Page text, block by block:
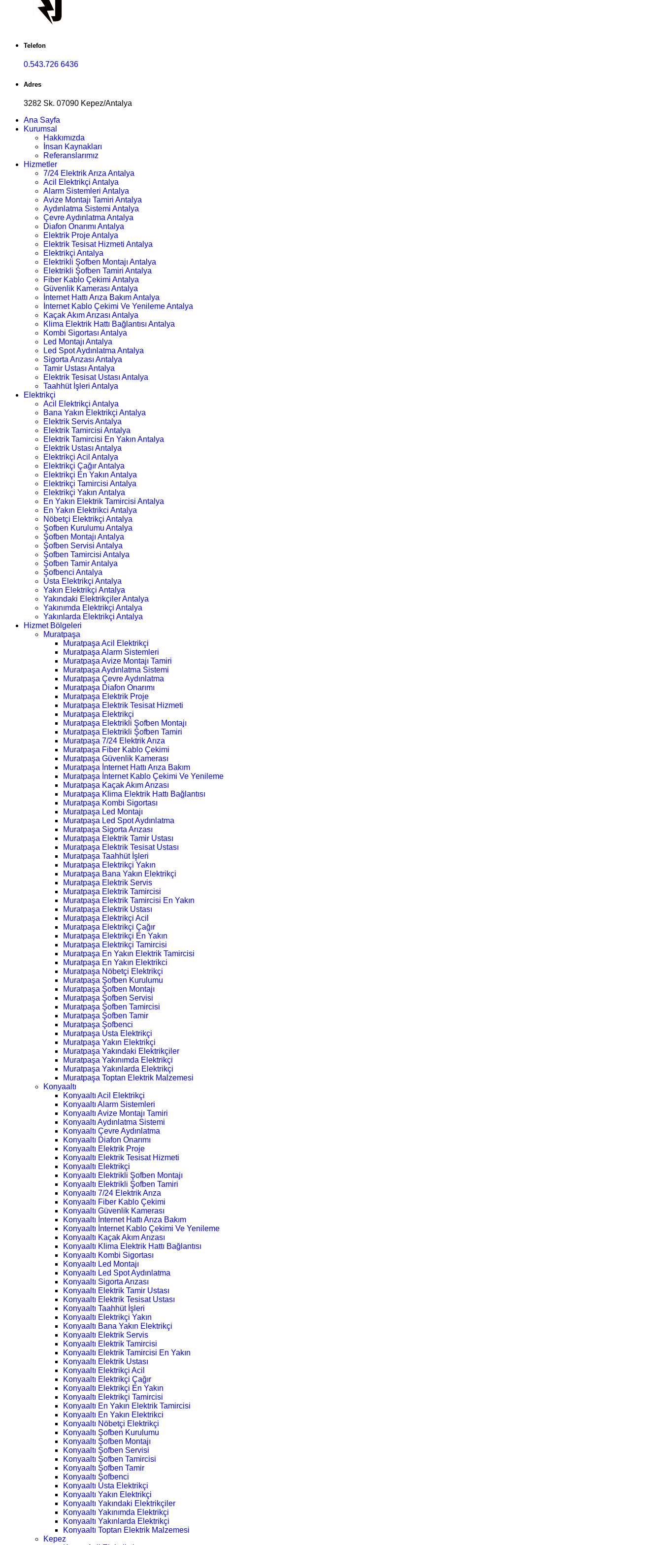
Telefon
0.543.726 6436
Adres
3282 Sk. 07090 Kepez/Antalya
Ana Sayfa
Kurumsal
Hakkımızda
İnsan Kaynakları
Referanslarımız
Hizmetler
7/24 Elektrik Arıza Antalya
Acil Elektrikçi Antalya
Alarm Sistemleri Antalya
Avize Montajı Tamiri Antalya
Aydınlatma Sistemi Antalya
Çevre Aydınlatma Antalya
Diafon Onarımı Antalya
Elektrik Proje Antalya
Elektrik Tesisat Hizmeti Antalya
Elektrikçi Antalya
Elektrikli Şofben Montajı Antalya
Elektrikli Şofben Tamiri Antalya
Fiber Kablo Çekimi Antalya
Güvenlik Kamerası Antalya
İnternet Hattı Arıza Bakım Antalya
İnternet Kablo Çekimi Ve Yenileme Antalya
Kaçak Akım Arızası Antalya
Klima Elektrik Hattı Bağlantısı Antalya
Kombi Sigortası Antalya
Led Montajı Antalya
Led Spot Aydınlatma Antalya
Sigorta Arızası Antalya
Tamir Ustası Antalya
Elektrik Tesisat Ustası Antalya
Taahhüt İşleri Antalya
Elektrikçi
Acil Elektrikçi Antalya
Bana Yakın Elektrikçi Antalya
Elektrik Servis Antalya
Elektrik Tamircisi Antalya
Elektrik Tamircisi En Yakın Antalya
Elektrik Ustası Antalya
Elektrikçi Acil Antalya
Elektrikçi Çağır Antalya
Elektrikçi En Yakın Antalya
Elektrikçi Tamircisi Antalya
Elektrikçi Yakın Antalya
En Yakın Elektrik Tamircisi Antalya
En Yakın Elektrikci Antalya
Nöbetçi Elektrikçi Antalya
Şofben Kurulumu Antalya
Şofben Montajı Antalya
Şofben Servisi Antalya
Şofben Tamircisi Antalya
Şofben Tamir Antalya
Şofbenci Antalya
Usta Elektrikçi Antalya
Yakın Elektrikçi Antalya
Yakındaki Elektrikçiler Antalya
Yakınımda Elektrikçi Antalya
Yakınlarda Elektrikçi Antalya
Hizmet Bölgeleri
Muratpaşa
Muratpaşa Acil Elektrikçi
Muratpaşa Alarm Sistemleri
Muratpaşa Avize Montajı Tamiri
Muratpaşa Aydınlatma Sistemi
Muratpaşa Çevre Aydınlatma
Muratpaşa Diafon Onarımı
Muratpaşa Elektrik Proje
Muratpaşa Elektrik Tesisat Hizmeti
Muratpaşa Elektrikçi
Muratpaşa Elektrikli Şofben Montajı
Muratpaşa Elektrikli Şofben Tamiri
Muratpaşa 7/24 Elektrik Arıza
Muratpaşa Fiber Kablo Çekimi
Muratpaşa Güvenlik Kamerası
Muratpaşa İnternet Hattı Arıza Bakım
Muratpaşa İnternet Kablo Çekimi Ve Yenileme
Muratpaşa Kaçak Akım Arızası
Muratpaşa Klima Elektrik Hattı Bağlantısı
Muratpaşa Kombi Sigortası
Muratpaşa Led Montajı
Muratpaşa Led Spot Aydınlatma
Muratpaşa Sigorta Arızası
Muratpaşa Elektrik Tamir Ustası
Muratpaşa Elektrik Tesisat Ustası
Muratpaşa Taahhüt İşleri
Muratpaşa Elektrikçi Yakın
Muratpaşa Bana Yakın Elektrikçi
Muratpaşa Elektrik Servis
Muratpaşa Elektrik Tamircisi
Muratpaşa Elektrik Tamircisi En Yakın
Muratpaşa Elektrik Ustası
Muratpaşa Elektrikçi Acil
Muratpaşa Elektrikçi Çağır
Muratpaşa Elektrikçi En Yakın
Muratpaşa Elektrikçi Tamircisi
Muratpaşa En Yakın Elektrik Tamircisi
Muratpaşa En Yakın Elektrikci
Muratpaşa Nöbetçi Elektrikçi
Muratpaşa Şofben Kurulumu
Muratpaşa Şofben Montajı
Muratpaşa Şofben Servisi
Muratpaşa Şofben Tamircisi
Muratpaşa Şofben Tamir
Muratpaşa Şofbenci
Muratpaşa Usta Elektrikçi
Muratpaşa Yakın Elektrikçi
Muratpaşa Yakındaki Elektrikçiler
Muratpaşa Yakınımda Elektrikçi
Muratpaşa Yakınlarda Elektrikçi
Muratpaşa Toptan Elektrik Malzemesi
Konyaaltı
Konyaaltı Acil Elektrikçi
Konyaaltı Alarm Sistemleri
Konyaaltı Avize Montajı Tamiri
Konyaaltı Aydınlatma Sistemi
Konyaaltı Çevre Aydınlatma
Konyaaltı Diafon Onarımı
Konyaaltı Elektrik Proje
Konyaaltı Elektrik Tesisat Hizmeti
Konyaaltı Elektrikçi
Konyaaltı Elektrikli Şofben Montajı
Konyaaltı Elektrikli Şofben Tamiri
Konyaaltı 7/24 Elektrik Arıza
Konyaaltı Fiber Kablo Çekimi
Konyaaltı Güvenlik Kamerası
Konyaaltı İnternet Hattı Arıza Bakım
Konyaaltı İnternet Kablo Çekimi Ve Yenileme
Konyaaltı Kaçak Akım Arızası
Konyaaltı Klima Elektrik Hattı Bağlantısı
Konyaaltı Kombi Sigortası
Konyaaltı Led Montajı
Konyaaltı Led Spot Aydınlatma
Konyaaltı Sigorta Arızası
Konyaaltı Elektrik Tamir Ustası
Konyaaltı Elektrik Tesisat Ustası
Konyaaltı Taahhüt İşleri
Konyaaltı Elektrikçi Yakın
Konyaaltı Bana Yakın Elektrikçi
Konyaaltı Elektrik Servis
Konyaaltı Elektrik Tamircisi
Konyaaltı Elektrik Tamircisi En Yakın
Konyaaltı Elektrik Ustası
Konyaaltı Elektrikçi Acil
Konyaaltı Elektrikçi Çağır
Konyaaltı Elektrikçi En Yakın
Konyaaltı Elektrikçi Tamircisi
Konyaaltı En Yakın Elektrik Tamircisi
Konyaaltı En Yakın Elektrikci
Konyaaltı Nöbetçi Elektrikçi
Konyaaltı Şofben Kurulumu
Konyaaltı Şofben Montajı
Konyaaltı Şofben Servisi
Konyaaltı Şofben Tamircisi
Konyaaltı Şofben Tamir
Konyaaltı Şofbenci
Konyaaltı Usta Elektrikçi
Konyaaltı Yakın Elektrikçi
Konyaaltı Yakındaki Elektrikçiler
Konyaaltı Yakınımda Elektrikçi
Konyaaltı Yakınlarda Elektrikçi
Konyaaltı Toptan Elektrik Malzemesi
Kepez